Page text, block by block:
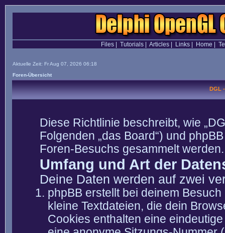
Files| Tutorials| Articles| Links| Home
Aktuelle Zeit: Fr Aug 07, 2026 06:18
Foren-Übersicht
DGL
Diese Richtlinie beschreibt, wie
Folgenden „das Board“) und
Foren-Besuchs gesammelt werden.
Umfang und Art der
Deine Daten werden auf zwei
phpBB erstellt bei deinem
kleine Textdateien, die dein
Cookies enthalten eine